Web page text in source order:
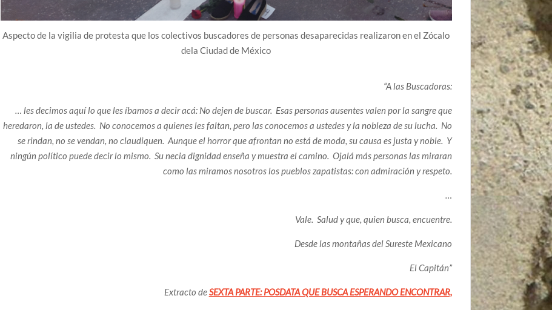
Aspecto de la vigilia de protesta que los colectivos buscadores de personas desaparecidas realizaron en el Zócalo
dela Ciudad de México
“A las Buscadoras:
… les decimos aquí lo que les íbamos a decir acá: No dejen de buscar. Esas personas ausentes valen por la sangre que
heredaron, la de ustedes. No conocemos a quienes les faltan, pero las conocemos a ustedes y la nobleza de su lucha. No
se rindan, no se vendan, no claudiquen. Aunque el horror que afrontan no está de moda, su causa es justa y noble. Y
ningún político puede decir lo mismo. Su necia dignidad enseña y muestra el camino. Ojalá más personas las miraran
como las miramos nosotros los pueblos zapatistas: con admiración y respeto.
…
Vale. Salud y que, quien busca, encuentre.
Desde las montañas del Sureste Mexicano
El Capitán”
Extracto deSEXTA PARTE: POSDATA QUE BUSCA ESPERANDO ENCONTRAR,